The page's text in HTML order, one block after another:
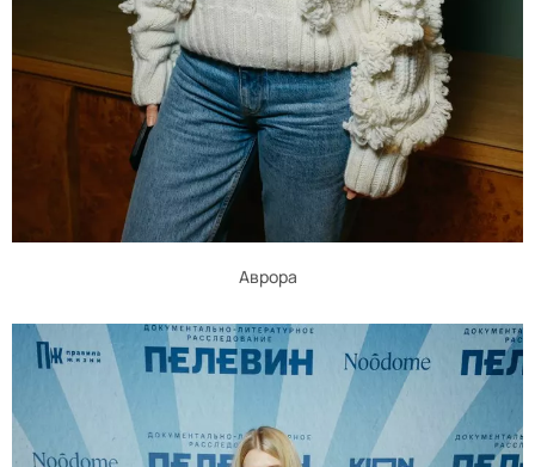
Аврора